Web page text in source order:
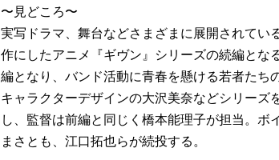
〜見どころ〜
実写ドラマ、舞台などさまざまに展開されて
作にしたアニメ『ギヴン』シリーズの続編と
編となり、バンド活動に青春を懸ける若者たち
キャラクターデザインの大沢美奈などシリー
し、監督は前編と同じく橋本能理子が担当。
まさとも、江口拓也らが続投する。